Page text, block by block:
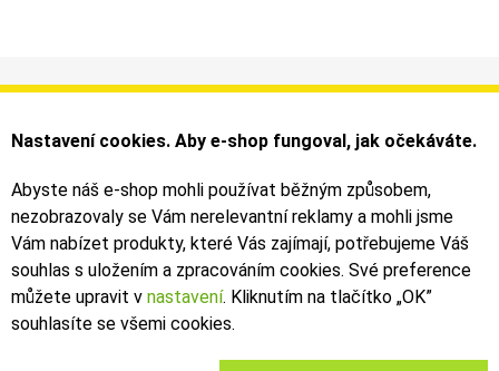
Informace
Obchodní podmínky
Můj účet
Faktury
Bezpečné on-line platby dodává ComGate
Nastavení cookies. Aby e-shop fungoval, jak očekáváte.
Abyste náš e-shop mohli používat běžným způsobem,
nezobrazovaly se Vám nerelevantní reklamy a mohli jsme
Vám nabízet produkty, které Vás zajímají, potřebujeme Váš
souhlas s uložením a zpracováním cookies. Své preference
můžete upravit v nastavení. Kliknutím na tlačítko „OK”
souhlasíte se všemi cookies.